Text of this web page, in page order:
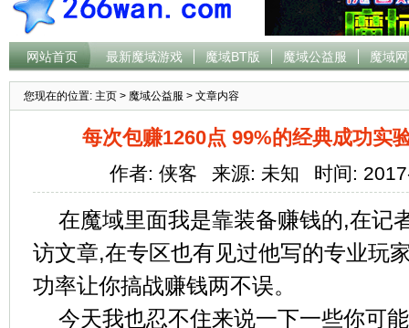
网站首页 最新魔域游戏 魔域BT版 魔域公益服 魔域
您现在的位置: 主页 > 魔域公益服 > 文章内容
每次包赚1260点 99%的经典成功实
作者: 侠客 来源: 未知 时间:
在魔域里面我是靠装备赚钱的,在记
访文章,在专区也有见过他写的专业玩
功率让你搞战赚钱两不误。
今天我也忍不住来说一下一些你可